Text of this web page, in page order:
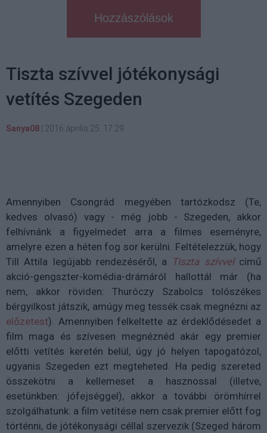
Hozzászólások
Tiszta szívvel jótékonysági
vetítés Szegeden
Sanya08 2016 április 25. 17:29
Amennyiben Csongrád megyében tartózkodsz (Te,
kedves olvasó) vagy - még jobb - Szegeden, akkor
felhívnánk a figyelmedet arra a filmes eseményre,
amelyre ezen a héten fog sor kerülni. Feltételezzük, hogy
Till Attila legújabb rendezéséről, a Tiszta szívvelcímű
akció-gengszter-komédia-drámáról hallottál már (ha
nem, akkor röviden: Thuróczy Szabolcs tolószékes
bérgyilkost játszik, amúgy meg tessék csak megnézni az
előzetest). Amennyiben felkeltette az érdeklődésedet a
film maga és szívesen megnéznéd akár egy premier
előtti vetítés keretén belül, úgy jó helyen tapogatózol,
ugyanis Szegeden ezt megteheted. Ha pedig szereted
összekötni a kellemeset a hasznossal (illetve,
esetünkben: jófejséggel), akkor a további örömhírrel
szolgálhatunk: a film vetítése nem csak premier előtt fog
történni, de jótékonysági céllal szervezik (Szeged három